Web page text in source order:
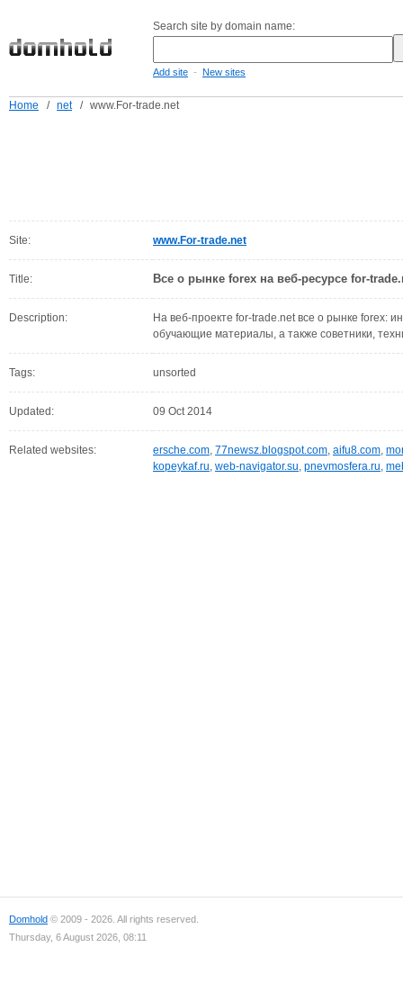
Search site by domain name:
Add site - New sites
Home / net / www.For-trade.net
Site: www.For-trade.net
Title: Все о рынке forex на веб-ресурсе for-
Description:
На веб-проекте for-trade.net все о рынке forex:
обучающие материалы, а также советники,
Tags: unsorted
Updated: 09 Oct 2014
Related websites: ersche.com, 77newsz.blogspot.com, aifu8.com,
kopeykaf.ru, web-navigator.su, pnevmosfera.ru,
Domhold © 2009 - 2026. All rights reserved.
Thursday, 6 August 2026, 08:11